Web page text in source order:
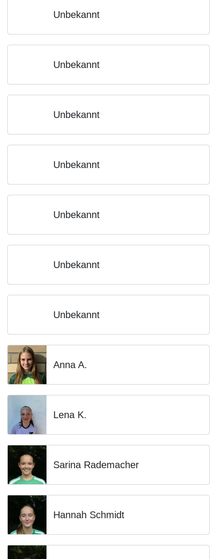
Unbekannt
Unbekannt
Unbekannt
Unbekannt
Unbekannt
Unbekannt
Unbekannt
Anna A.
Lena K.
Sarina Rademacher
Hannah Schmidt